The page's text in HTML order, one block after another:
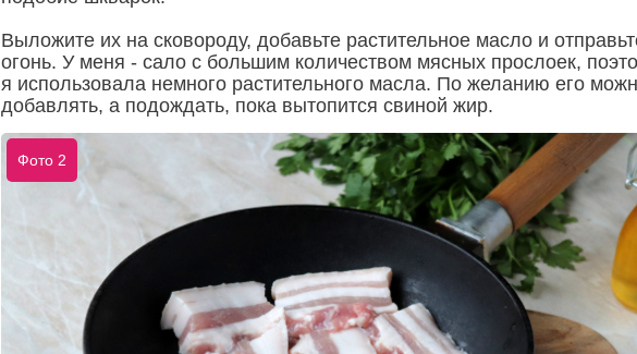
Выложите их на сковороду, добавьте растительное масло и
огонь. У меня - сало с большим количеством мясных прослоек,
я использовала немного растительного масла. По желанию его
добавлять, а подождать, пока вытопится свиной жир.
Фото 2